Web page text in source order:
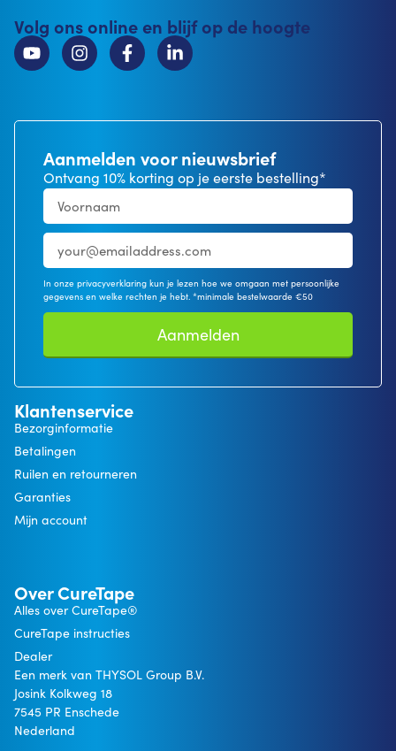
Volg ons online en blijf op de hoogte
Aanmelden voor nieuwsbrief
Ontvang 10% korting op je eerste bestelling*
In onze privacyverklaring kun je lezen hoe we omgaan met persoonlijke
gegevens en welke rechten je hebt. *minimale bestelwaarde €50
Aanmelden
Klantenservice
Bezorginformatie
Betalingen
Ruilen en retourneren
Garanties
Mijn account
Over CureTape
Alles over CureTape®
CureTape instructies
Dealer
Een merk van THYSOL Group B.V.
Josink Kolkweg 18
7545 PR Enschede
Nederland